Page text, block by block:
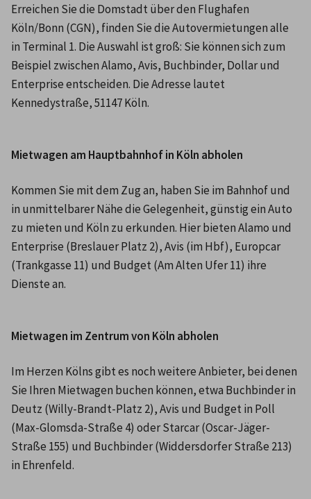
Erreichen Sie die Domstadt über den Flughafen
Köln/Bonn (CGN), finden Sie die Autovermietungen alle
in Terminal 1. Die Auswahl ist groß: Sie können sich zum
Beispiel zwischen Alamo, Avis, Buchbinder, Dollar und
Enterprise entscheiden. Die Adresse lautet
Kennedystraße, 51147 Köln.
Mietwagen am Hauptbahnhof in Köln abholen
Kommen Sie mit dem Zug an, haben Sie im Bahnhof und
in unmittelbarer Nähe die Gelegenheit, günstig ein Auto
zu mieten und Köln zu erkunden. Hier bieten Alamo und
Enterprise (Breslauer Platz 2), Avis (im Hbf), Europcar
(Trankgasse 11) und Budget (Am Alten Ufer 11) ihre
Dienste an.
Mietwagen im Zentrum von Köln abholen
Im Herzen Kölns gibt es noch weitere Anbieter, bei denen
Sie Ihren Mietwagen buchen können, etwa Buchbinder in
Deutz (Willy-Brandt-Platz 2), Avis und Budget in Poll
(Max-Glomsda-Straße 4) oder Starcar (Oscar-Jäger-
Straße 155) und Buchbinder (Widdersdorfer Straße 213)
in Ehrenfeld.